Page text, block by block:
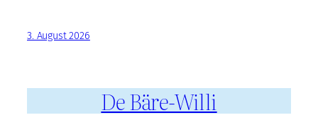
3. August 2026
De Bäre-Willi